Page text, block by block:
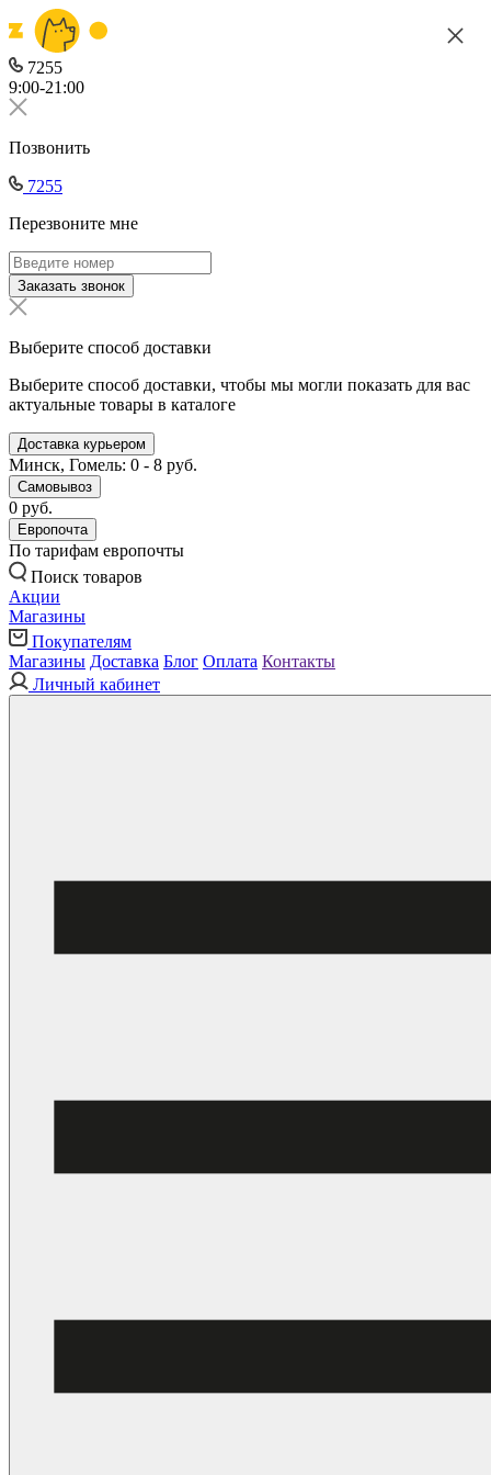
7255
9:00-21:00
Позвонить
7255
Перезвоните мне
Заказать звонок
Выберите способ доставки
Выберите способ доставки, чтобы мы могли показать для вас
актуальные товары в каталоге
Доставка курьером
Минск, Гомель: 0 - 8 руб.
Самовывоз
0 руб.
Европочта
По тарифам европочты
Поиск товаров
Акции
Магазины
Покупателям
Магазины Доставка Блог Оплата Контакты
Личный кабинет